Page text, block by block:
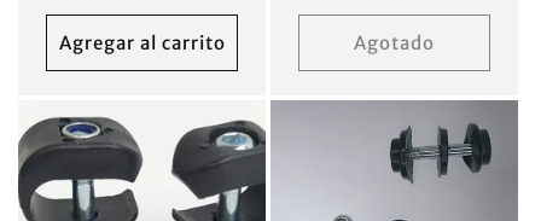
habitual
Agregar al carrito
habitual
Agotado